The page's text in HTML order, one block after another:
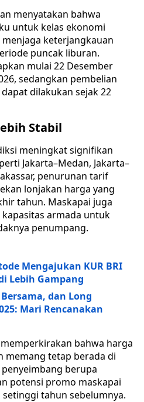
menyatakan bahwa
untuk kelas ekonomi
keterjangkauan
puncak liburan.
mulai 22 Desember
sedangkan pembelian
dilakukan sejak 22
Stabil
meningkat signifikan
Jakarta–Medan, Jakarta–
penurunan tarif
lonjakan harga yang
tahun. Maskapai juga
armada untuk
penumpang.
Mengajukan KUR BRI
Lebih Gampang
dan Long
Mari Rencanakan
bahwa harga
memang tetap berada di
berupa
potensi promo maskapai
tahun sebelumnya.